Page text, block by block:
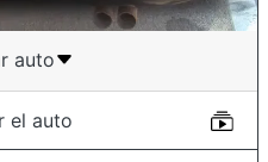
auto
el auto